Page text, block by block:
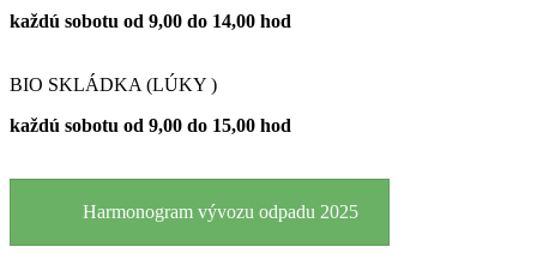
každú sobotu od 9,00 do 14,00 hod
BIO SKLÁDKA (LÚKY )
každú sobotu od 9,00 do 15,00 hod
Harmonogram vývozu odpadu 2025